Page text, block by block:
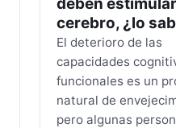
cerebro, ¿lo
El deterioro de las
capacidades
funcionales es un
natural de
pero algunas